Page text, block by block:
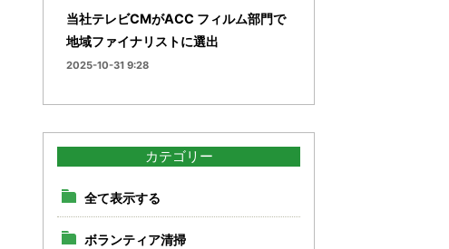
当社テレビCMがACC フィルム部門で
地域ファイナリストに選出
2025-10-31 9:28
カテゴリー
全て表示する
ボランティア清掃